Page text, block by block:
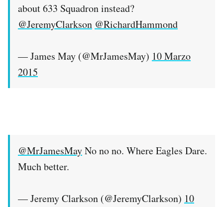
about 633 Squadron instead?
@JeremyClarkson @RichardHammond
— James May (@MrJamesMay) 10 Marzo
2015
@MrJamesMayNo no no. Where Eagles Dare.
Much better.
— Jeremy Clarkson (@JeremyClarkson) 10